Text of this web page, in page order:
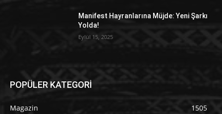
Manifest Hayranlarına Müjde: Yeni Şarkı
Yolda!
Eylül 15, 2025
POPÜLER KATEGORİ
Magazin
1505